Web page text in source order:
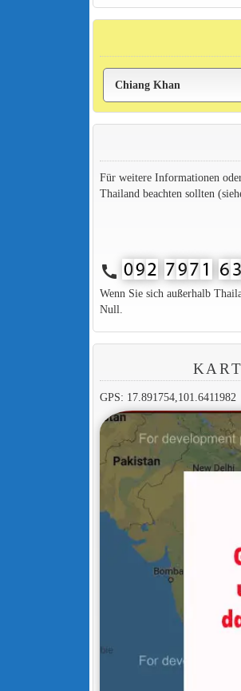
Für weitere Informationen
Thailand beachten sollten
call
Wenn Sie sich außerhalb
Null.
GPS: 17.891754,101.6411982